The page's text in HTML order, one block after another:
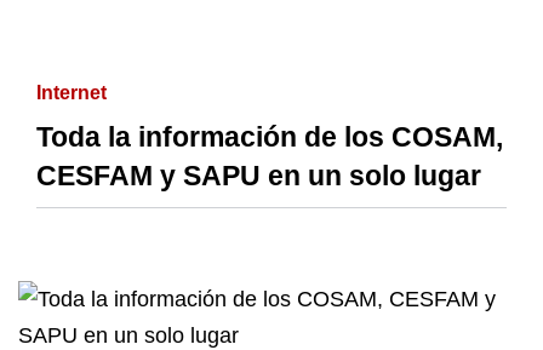
Internet
Toda la información de los COSAM,
CESFAM y SAPU en un solo lugar